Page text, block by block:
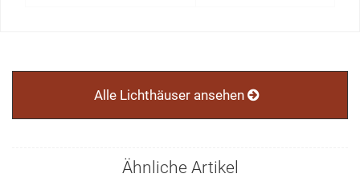
Alle Lichthäuser ansehen
Ähnliche Artikel